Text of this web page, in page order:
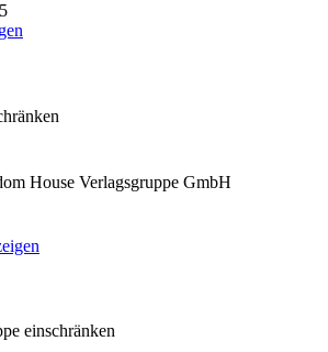
House Verlagsgruppe GmbH
einschränken